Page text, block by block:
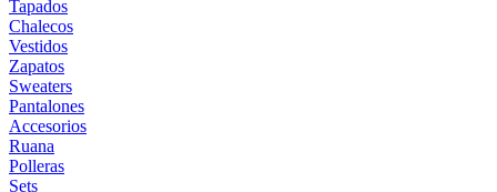
Tapados
Chalecos
Vestidos
Zapatos
Sweaters
Pantalones
Accesorios
Ruana
Polleras
Sets